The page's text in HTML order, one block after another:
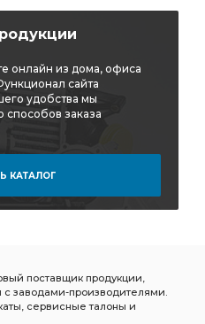
онлайн из дома, офиса
сайта
удобства мы
способов заказа
КАТАЛОГ
поставщик продукции,
с заводами-производителями.
сервисные талоны и